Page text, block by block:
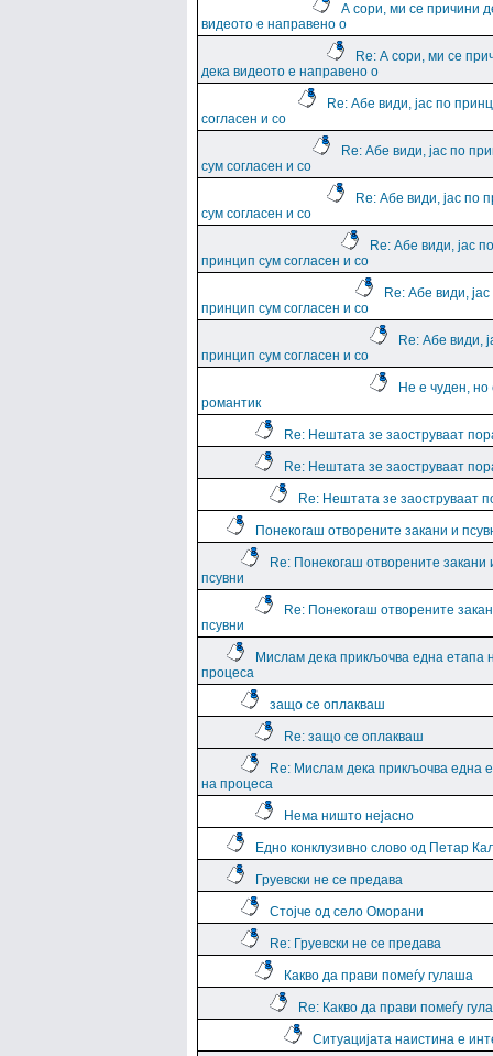
А сори, ми се причини
видеото е направено о
Re: А сори, ми се
дека видеото е направено о
Re: Абе види, јас по
согласен и со
Re: Абе види, јас по
сум согласен и со
Re: Абе види, јас по
сум согласен и со
Re: Абе види, јас по
принцип сум согласен и со
Re: Абе види,
принцип сум согласен и со
Re: Абе види,
принцип сум согласен и со
Не е чуден, но
романтик
Re: Нештата зе заоструваат
Re: Нештата зе заоструваат
Re: Нештата зе заоструваат
Понекогаш отворените закани и
Re: Понекогаш отворените закани
псувни
Re: Понекогаш отворените
псувни
Мислам дека прикљочва една етапа
процеса
защо се оплакваш
Re: защо се оплакваш
Re: Мислам дека прикљочва една
на процеса
Нема ништо нејасно
Едно конклузивно слово од Петар
Груевски не се предава
Стојче од село Оморани
Re: Груевски не се предава
Какво да прави помеѓу гулаша
Re: Какво да прави помеѓу
Ситуацијата наистина е